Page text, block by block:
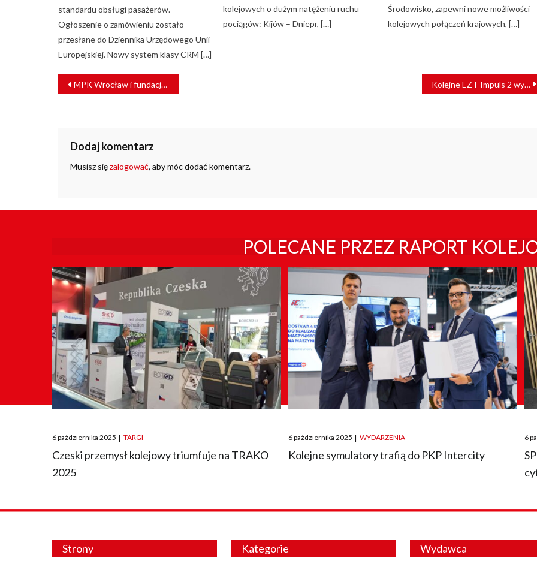
standardu obsługi pasażerów.
Ogłoszenie o zamówieniu zostało
przesłane do Dziennika Urzędowego Unii
Europejskiej. Nowy system klasy CRM […]
kolejowych o dużym natężeniu ruchu
pociągów: Kijów – Dniepr, […]
Środowisko, zapewni nowe możliwości
kolejowych połączeń krajowych, […]
NAWIGACJA
WPISU
MPK Wrocław i fundacja Weźpomóż.pl pomogą potrzebującym Kolejne EZT Impuls 2 wyruszyły do Włoch [ZDJĘCIA]
Dodaj komentarz
Musisz sięzalogować, aby móc dodać komentarz.
POLECANE PRZEZ RAPORT
Posted
on
6 października 2025 | TARGI
Czeski przemysł kolejowy triumfuje na TRAKO
2025
Posted
on
6 października 2025 | WYDARZENIA
Kolejne symulatory trafią do PKP Intercity
on
6
Strony Kategorie Wydawca